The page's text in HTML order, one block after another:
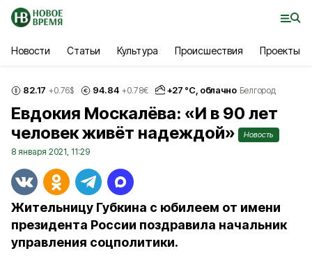
Новости Статьи Культура Происшествия Проекты
82.17 +0.76$ 94.84 +0.78€ +27 °С, облачно Белгород
Евдокия Москалёва: «И в 90 лет
человек живёт надеждой»
Новость
8 января 2021, 11:29
Жительницу Губкина с юбилеем от имени
президента России поздравила начальник
управления соцполитики.